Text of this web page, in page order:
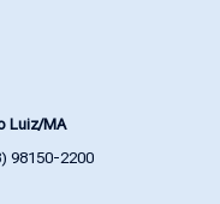
Luiz/MA
98150-2200